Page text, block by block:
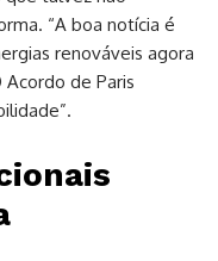
“A boa notícia é
renováveis agora
Acordo de Paris